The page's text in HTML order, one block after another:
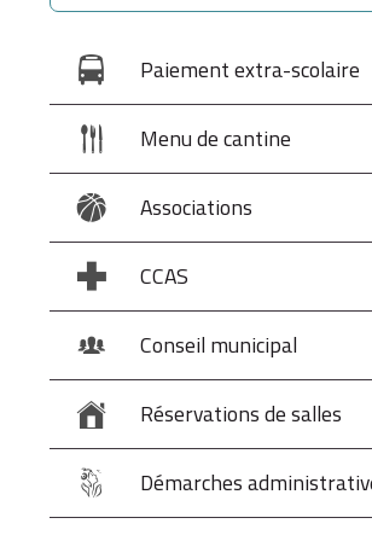
Paiement extra-scolaire
Menu de cantine
Associations
CCAS
Conseil municipal
Réservations de salles
Démarches